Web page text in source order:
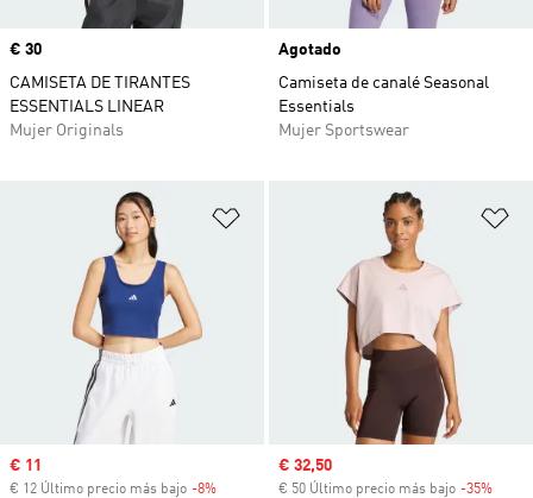
Precio
€ 30
CAMISETA DE TIRANTES
ESSENTIALS LINEAR
Mujer Originals
Agotado
Camiseta de canalé Seasonal
Essentials
Mujer Sportswear
Añadir a la lista de deseos
Precio de venta
€ 11
€ 12 Último precio más bajo -8% Descuento
Precio de venta
€ 32,50
€ 50 Último precio más bajo -35%